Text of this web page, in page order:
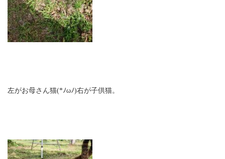
左がお母さん猫(*ﾉωﾉ)右が子供猫。